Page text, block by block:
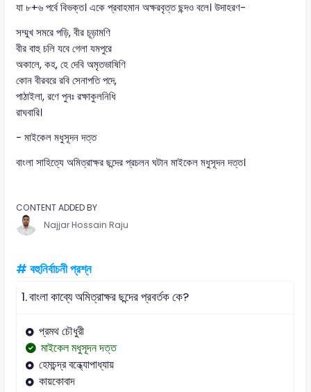
যা ৮+৬ পর্বে বিভক্ত। একে প্রবাহমান অক্ষরবৃত্ত ছন্দও বলে। উদাহরণ-
সম্মুখ সমরে পড়ি, বীর চূড়ামণি
বীর বাহু চলি যবে গেলা যমপুরে
অকালে, কহ, হে দেবি অমৃতভাষিণি
কোন বীরবরে রবি সেনাপতি পদে,
পাঠাইলা, রণে পুনঃ রক্ষাকুলনিধি
রাঘবারি।
- মাইকেল মধুসূদন দত্ত
বাংলা সাহিত্যে অমিত্রাক্ষর ছন্দের প্রচলন ঘটান মাইকেল মধুসূদন দত্ত।
CONTENT ADDED BY
Najjar Hossain Raju
# বহুনির্বাচনী প্রশ্ন
1.বাংলা কাব্যে অমিত্রাক্ষর ছন্দের প্রবর্তক কে?
প্রমথ চৌধুরী
মাইকেল মধুসূদন দত্ত
হেমচন্দ্র বন্ধ্যোপাধ্যায়
কায়কোবাদ